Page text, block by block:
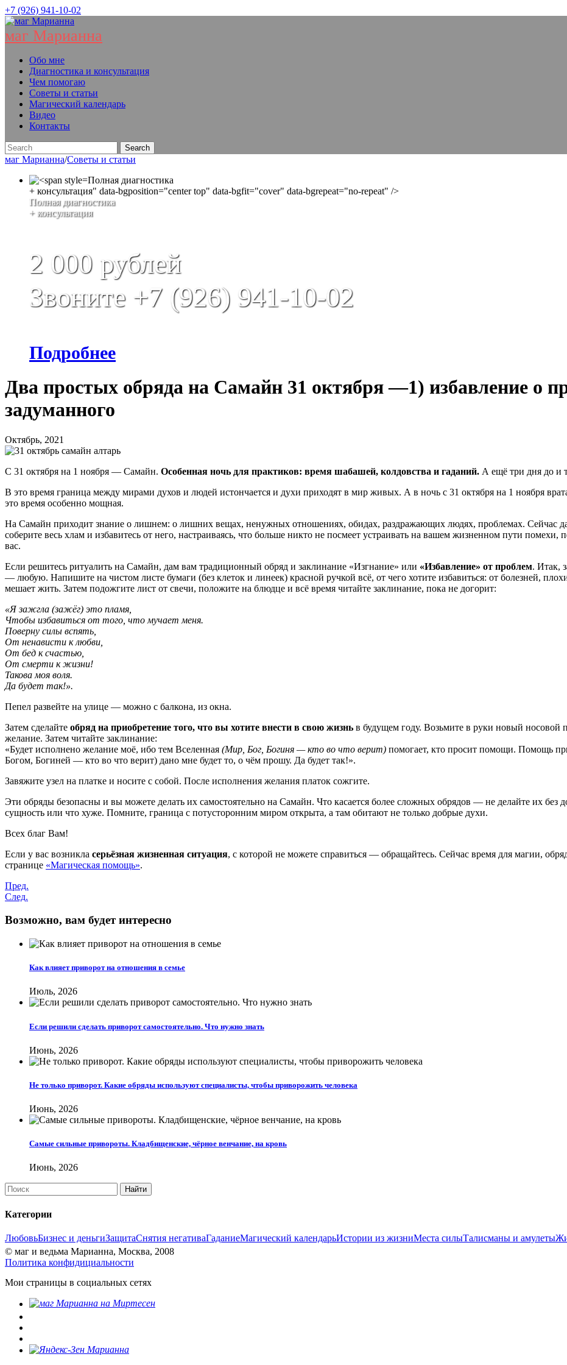
+7 (926) 941-10-02
маг Марианна
Обо мне
Диагностика и консультация
Чем помогаю
Советы и статьи
Магический календарь
Видео
Контакты
маг Марианна/Советы и статьи
Полная диагностика
+ консультация" data-bgposition="center top" data-bgfit="cover" data-bgrepeat="no-repeat" />
Полная диагностика
+ консультация
2 000 рублей
Звоните +7 (926) 941-10-02
Подробнее
Два простых обряда на Самайн 31 октября —1) избавление о
задуманного
Октябрь, 2021
С 31 октября на 1 ноября — Самайн. Особенная ночь для практиков: время шабашей, колдовства и гаданий. А ещё три дня до и
В это время граница между мирами духов и людей истончается и духи приходят в мир живых. А в ночь с 31 октября на 1 ноября
это время особенно мощная.
На Самайн приходит знание о лишнем: о лишних вещах, ненужных отношениях, обидах, раздражающих людях, проблемах. Сейчас
соберите весь хлам и избавитесь от него, настраиваясь, что больше никто не посмеет устраивать на вашем жизненном пути помехи,
вас.
Если решитесь ритуалить на Самайн, дам вам традиционный обряд и заклинание «Изгнание» или «Избавление» от проблем. Итак,
— любую. Напишите на чистом листе бумаги (без клеток и линеек) красной ручкой всё, от чего хотите избавиться: от болезней,
мешает жить. Затем подожгите лист от свечи, положите на блюдце и всё время читайте заклинание, пока не догорит:
«Я зажгла (зажёг) это пламя,
Чтобы избавиться от того, что мучает меня.
Поверну силы вспять,
От ненависти к любви,
От бед к счастью,
От смерти к жизни!
Такова моя воля.
Да будет так!».
Пепел развейте на улице — можно с балкона, из окна.
Затем сделайте обряд на приобретение того, что вы хотите внести в свою жизнь в будущем году. Возьмите в руки новый носовой
желание. Затем читайте заклинание:
«Будет исполнено желание моё, ибо тем Вселенная (Мир, Бог, Богиня — кто во что верит) помогает, кто просит помощи. Помощь
Богом, Богиней — кто во что верит) дано мне будет то, о чём прошу. Да будет так!».
Завяжите узел на платке и носите с собой. После исполнения желания платок сожгите.
Эти обряды безопасны и вы можете делать их самостоятельно на Самайн. Что касается более сложных обрядов — не делайте их
сущность или что хуже. Помните, граница с потусторонним миром открыта, а там обитают не только добрые духи.
Всех благ Вам!
Если у вас возникла серьёзная жизненная ситуация, с которой не можете справиться — обращайтесь. Сейчас время для магии,
странице «Магическая помощь».
Пред.
След.
Возможно, вам будет интересно
Как влияет приворот на отношения в семье
Июль, 2026
Если решили сделать приворот самостоятельно. Что нужно знать
Июнь, 2026
Не только приворот. Какие обряды используют специалисты, чтобы приворожить человека
Июнь, 2026
Самые сильные привороты. Кладбищенские, чёрное венчание, на кровь
Июнь, 2026
Категории
ЛюбовьБизнес и деньгиЗащитаСнятия негативаГаданиеМагический календарьИстории из жизниМеста силыТалисманы и амулеты
© маг и ведьма Марианна, Москва, 2008
Политика конфидициальности
Мои страницы в социальных сетях